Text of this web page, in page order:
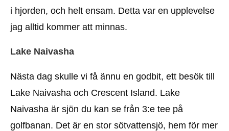
i hjorden, och helt ensam. Detta var en upplevelse
jag alltid kommer att minnas.
Lake Naivasha
Nästa dag skulle vi få ännu en godbit, ett besök till
Lake Naivasha och Crescent Island. Lake
Naivasha är sjön du kan se från 3:e tee på
golfbanan. Det är en stor sötvattensjö, hem för mer